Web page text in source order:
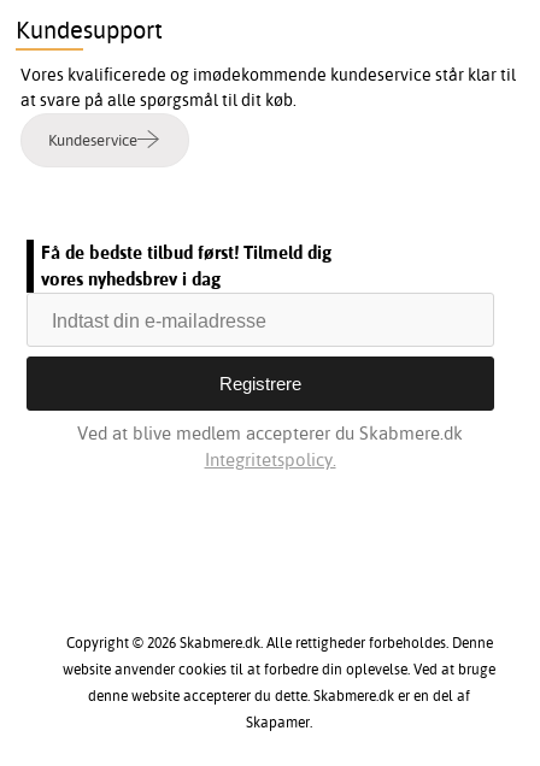
Kundesupport
Vores kvalificerede og imødekommende kundeservice står klar til
at svare på alle spørgsmål til dit køb.
Kundeservice
Få de bedste tilbud først! Tilmeld dig
vores nyhedsbrev i dag
Ved at blive medlem accepterer du Skabmere.dk
Integritetspolicy.
Copyright © 2026 Skabmere.dk. Alle rettigheder forbeholdes. Denne
website anvender cookies til at forbedre din oplevelse. Ved at bruge
denne website accepterer du dette. Skabmere.dk er en del af
Skapamer.